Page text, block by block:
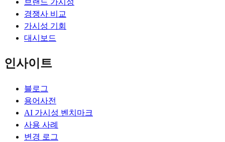
브랜드 가시성
경쟁사 비교
가시성 기회
대시보드
인사이트
블로그
용어사전
AI 가시성 벤치마크
사용 사례
변경 로그